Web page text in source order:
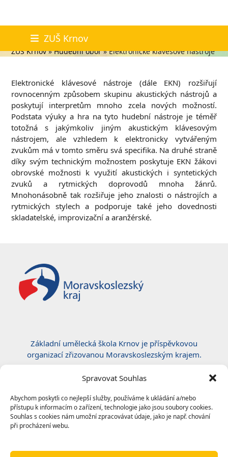
Spravovat Souhlas
Abychom poskytli co nejlepší služby, používáme k ukládání a/nebo
přístupu k informacím o zařízení, technologie jako jsou soubory cookies.
Souhlas s cookies nám umožní zpracovávat údaje, jako je např. chování
při procházení webu.
content
ZUŠ Krnov
Elektronické klávesové nástroje
ZUŠ Krnov»Hudební obor»Elektronické klávesové nástroje
Elektronické klávesové nástroje (dále EKN) rozšiřují
rovnocenným způsobem skupinu akustických nástrojů a
poskytují interpretům mnoho zcela nových možností.
Podstata výuky a hra na tyto hudební nástroje je téměř
totožná s jakýmkoliv jiným akustickým klávesovým
nástrojem, ale vzhledem k elektronicky vytvářeným
zvukům má v tomto směru svá specifika. Na druhé straně
díky svým technickým možnostem poskytuje EKN žákovi
obrovské možnosti k využití akustických i syntetických
zvuků a rytmických doprovodů mnoha žánrů.
Mnohonásobně tak rozšiřuje jeho znalosti o nástrojích a
rytmických stylech a podporuje také jeho dovednosti
skladatelské, improvizační a aranžérské.
Základní umělecká škola Krnov je příspěvkovou
organizací zřizovanou Moravskoslezským krajem.
Certifikace ČSN EN ISO 50001:2019